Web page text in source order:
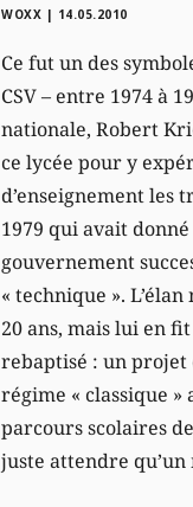
WOXX | 14.05.2010
Ce fut un des
CSV – entre 1974 à
nationale, Robert
ce lycée pour y
d’enseignement les
1979 qui avait
gouvernement
« technique ».
20 ans, mais lui en
rebaptisé : un projet
régime « classique »
parcours scolaires
juste attendre